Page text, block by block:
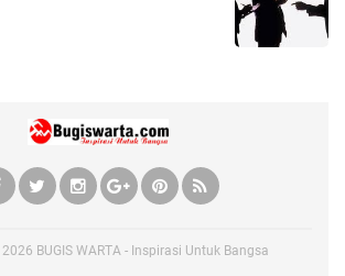
2026 BUGIS WARTA - Inspirasi Untuk Bangsa